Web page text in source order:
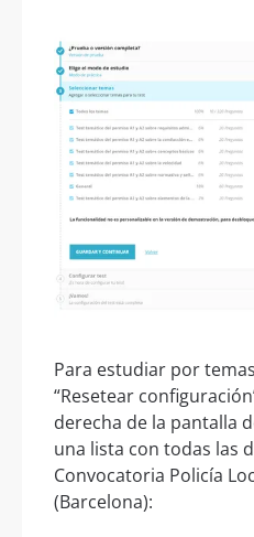
Para estudiar por
“Resetear
derecha de la pantalla
una lista con todas las
Convocatoria Policía
(Barcelona):